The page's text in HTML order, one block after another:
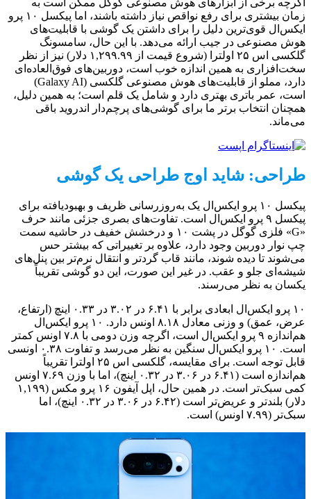
زمان بیشتری برای رفع نواقص نیاز داشته باشند، اما پیکسل ۱۰ پرو
ایکس‌ال قوی‌ترین دلیل را برای داشتن یک گوشی با قابلیت‌های
هوش مصنوعی در جیب ارائه می‌دهد. با این حال، سامسونگ
گلکسی اس ۲۵ اولترا (شروع قیمت از ۱,۲۹۹.۹۹ دلار) نیز از نظر
سخت‌افزاری به همین اندازه خوب است، دوربین‌های فوق‌العاده‌ای
دارد، مملو از قابلیت‌های هوش مصنوعی گلکسی (Galaxy AI)
است، عمر باتری بهتری دارد و شامل یک قلم است؛ به همین دلیل،
همچنان انتخاب برتر ما برای گوشی‌های پرچم‌دار اندروید باقی
می‌ماند.
طراحی: شاید اوج طراحی یک گوشی
پیکسل ۱۰ پرو ایکس‌ال یک به‌روزرسانی ظریف و بهبودیافته برای
پیکسل ۹ پرو ایکس‌ال است. تفاوت‌های بصری جزئی مانند حرف
«G» فلزی گوگل در پشت ۱۰ و درخشش خفیف در حاشیه سمت
چپ نوار دوربین وجود دارد، علاوه بر تغییراتی که بیشتر حس
می‌شوند تا دیده شوند، مانند قاب گردتر و انتقال نرم‌تر بین پنل‌های
شیشه‌ای جلو و عقب. در غیر این صورت، این دو گوشی تقریباً
یکسان به نظر می‌رسند.
۱۰ پرو ایکس‌ال ابعادی برابر با ۶.۴۱ در ۳.۰۲ در ۰.۳۳ اینچ (ارتفاع،
عرض، عمق) و وزنی معادل ۸.۱۸ اونس دارد. ۱۰ پرو ایکس‌ال
هم‌اندازه ۹ پرو ایکس‌ال است، اگرچه وزن دومی با ۷.۸ اونس کمتر
است. ۱۰ پرو ایکس‌ال سنگین به نظر می‌رسد و تفاوت ۰.۳۸ اونسی
قابل توجه است. برای مقایسه، گلکسی اس ۲۵ اولترا تقریباً
هم‌اندازه است (۶.۴۱ در ۳.۰۶ در ۰.۳۲ اینچ)، اما با وزن ۷.۶۹ اونس
کمی سبک‌تر است. در همین حال، اپل آیفون ۱۶ پرو مکس (۱,۱۹۹
دلار) بلندتر و عریض‌تر است (۶.۴۲ در ۳.۰۶ در ۰.۳۲ اینچ)، اما
سبک‌تر (۷.۹۹ اونس) است.